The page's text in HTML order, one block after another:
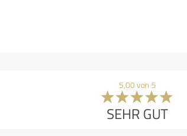
5,00 von 5
SEHR GUT